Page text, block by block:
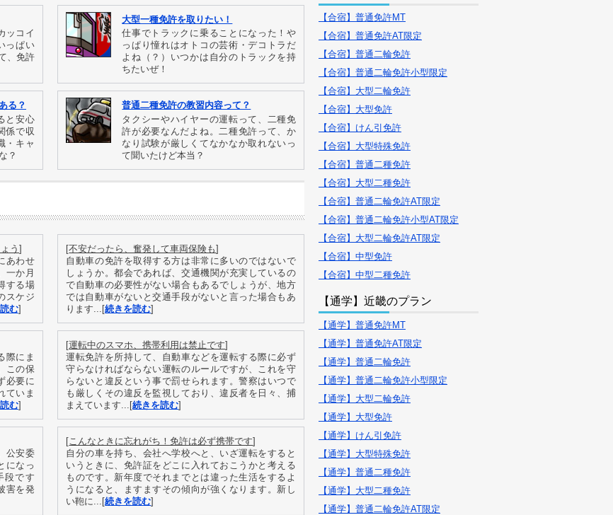
ッコイ
っぱい
、免許
大型一種免許を取りたい！
仕事でトラックに乗ることになった！や
っぱり憧れはオトコの芸術・デコトラだ
よね（？）いつかは自分のトラックを持
ちたいぜ！
る？
と安心
係で収
・キャ
？
普通二種免許の教習内容って？
タクシーやハイヤーの運転って、二種免
許が必要なんだよね。二種免許って、か
なり試験が厳しくてなかなか取れないっ
て聞いたけど本当？
う ]
あわせ
一か月
する場
スケジ
む]
[不安だったら、奮発して車両保険も]
自動車の免許を取得する方は非常に多いのではないで
しょうか。都会であれば、交通機関が充実しているの
で自動車の必要性がない場合もあるでしょうが、地方
では自動車がないと交通手段がないと言った場合もあ
ります...[続きを読む]
際にま
この保
必要に
ていま
む]
[運転中のスマホ、携帯利用は禁止です]
運転免許を所持して、自動車などを運転する際に必ず
守らなければならない運転のルールですが、これを守
らないと違反という事で罰せられます。警察はいつで
も厳しくその違反を監視しており、違反者を日々、捕
まえています...[続きを読む]
公安委
になっ
段です
害を発
[ こんなときに忘れがち！免許は必ず携帯です]
自分の車を持ち、会社へ学校へと、いざ運転をすると
いうときに、免許証をどこに入れておこうかと考える
ものです。新年度でそれまでとは違った生活をするよ
うになると、ますますその傾向が強くなります。新し
い鞄に...[続きを読む]
【合宿】普通免許MT
【合宿】普通免許AT限定
【合宿】普通二輪免許
【合宿】普通二輪免許小型限定
【合宿】大型二輪免許
【合宿】大型免許
【合宿】けん引免許
【合宿】大型特殊免許
【合宿】普通二種免許
【合宿】大型二種免許
【合宿】普通二輪免許AT限定
【合宿】普通二輪免許小型AT限定
【合宿】大型二輪免許AT限定
【合宿】中型免許
【合宿】中型二種免許
【通学】近畿のプラン
【通学】普通免許MT
【通学】普通免許AT限定
【通学】普通二輪免許
【通学】普通二輪免許小型限定
【通学】大型二輪免許
【通学】大型免許
【通学】けん引免許
【通学】大型特殊免許
【通学】普通二種免許
【通学】大型二種免許
【通学】普通二輪免許AT限定